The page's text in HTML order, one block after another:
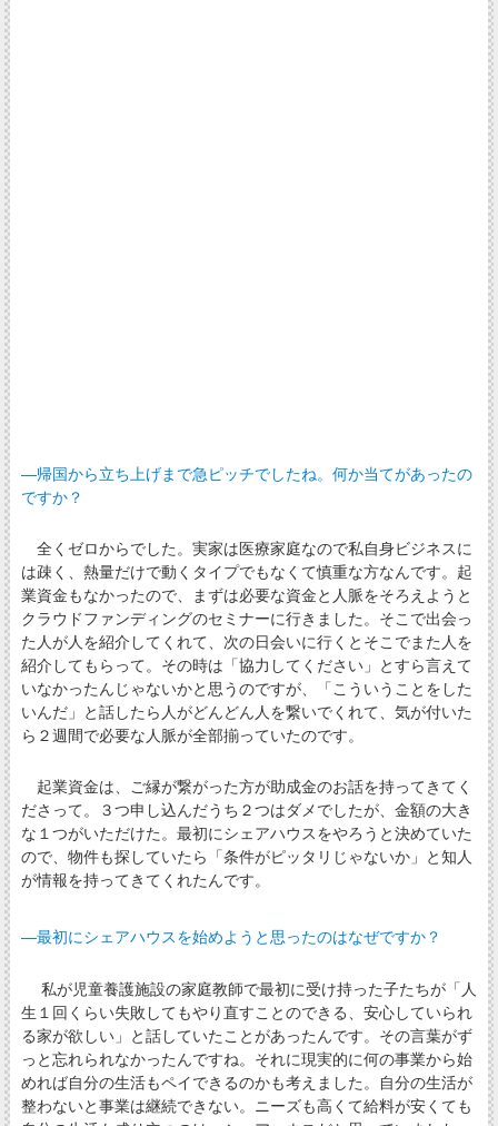
―帰国から立ち上げまで急ピッチでしたね。何か当てがあったの
ですか？
全くゼロからでした。実家は医療家庭なので私自身ビジネスに
は疎く、熱量だけで動くタイプでもなくて慎重な方なんです。起
業資金もなかったので、まずは必要な資金と人脈をそろえようと
クラウドファンディングのセミナーに行きました。そこで出会っ
た人が人を紹介してくれて、次の日会いに行くとそこでまた人を
紹介してもらって。その時は「協力してください」とすら言えて
いなかったんじゃないかと思うのですが、「こういうことをした
いんだ」と話したら人がどんどん人を繋いでくれて、気が付いた
ら２週間で必要な人脈が全部揃っていたのです。
起業資金は、ご縁が繋がった方が助成金のお話を持ってきてく
ださって。３つ申し込んだうち２つはダメでしたが、金額の大き
な１つがいただけた。最初にシェアハウスをやろうと決めていた
ので、物件も探していたら「条件がピッタリじゃないか」と知人
が情報を持ってきてくれたんです。
―最初にシェアハウスを始めようと思ったのはなぜですか？
私が児童養護施設の家庭教師で最初に受け持った子たちが「人
生１回くらい失敗してもやり直すことのできる、安心していられ
る家が欲しい」と話していたことがあったんです。その言葉がず
っと忘れられなかったんですね。それに現実的に何の事業から始
めれば自分の生活もペイできるのかも考えました。自分の生活が
整わないと事業は継続できない。ニーズも高くて給料が安くても